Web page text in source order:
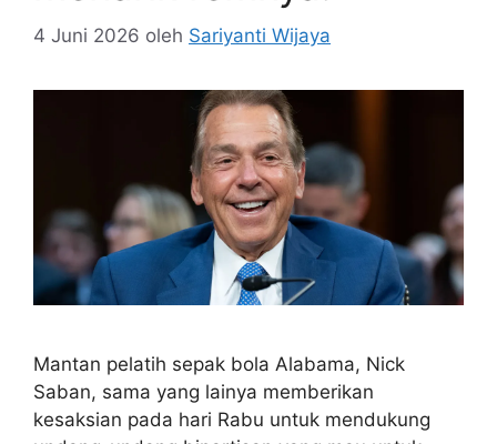
4 Juni 2026 oleh Sariyanti Wijaya
Mantan pelatih sepak bola Alabama, Nick
Saban, sama yang lainya memberikan
kesaksian pada hari Rabu untuk mendukung